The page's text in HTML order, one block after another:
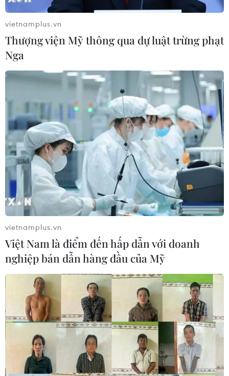
TIN CÙNG CHUYÊN MỤC
Cộng hòa Dân chủ Congo ghi nhận
vietnamplus.vn
Thượng viện Mỹ thông qua dự luật trừng phạt
Nga
vietnamplus.vn
Việt Nam là điểm đến hấp dẫn với doanh
nghiệp bán dẫn hàng đầu của Mỹ